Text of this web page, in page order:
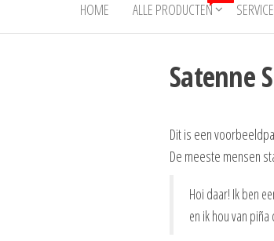
Satenne
vakantie
HOME ALLE PRODUCTEN
Satenne
Dit is een
De meeste mensen
Hoi daar! Ik ben
en ik hou van